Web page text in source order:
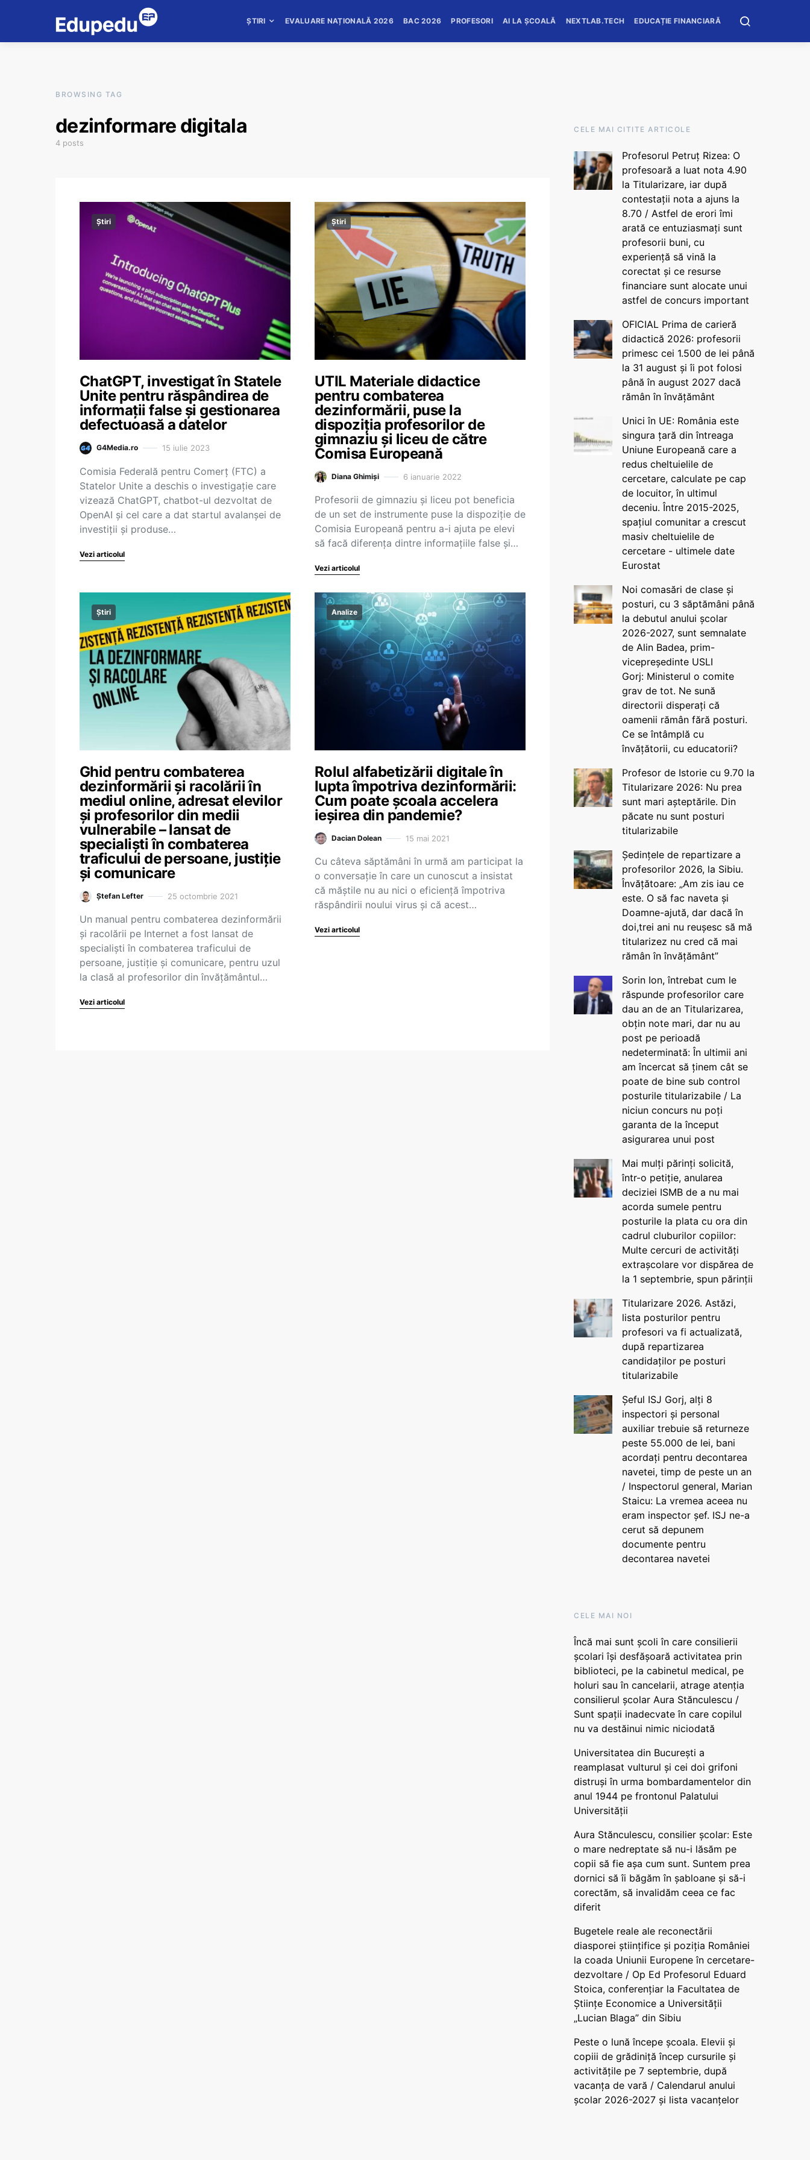
ȘTIRI EVALUARE NAȚIONALĂ 2026 BAC 2026 PROFESORI AI LA ȘCOALĂ NEXTLAB.TECH EDUCAȚIE FINANCIARĂ
BROWSING TAG
dezinformare digitala
4 posts
Știri
ChatGPT, investigat în Statele
Unite pentru răspândirea de
informaţii false şi gestionarea
defectuoasă a datelor
G4Media.ro 15 iulie 2023
Comisia Federală pentru Comerţ (FTC) a
Statelor Unite a deschis o investigaţie care
vizează ChatGPT, chatbot-ul dezvoltat de
OpenAI şi cel care a dat startul avalanşei de
investiţii şi produse…
Vezi articolul
Știri
UTIL Materiale didactice
pentru combaterea
dezinformării, puse la
dispoziția profesorilor de
gimnaziu și liceu de către
Comisa Europeană
Diana Ghimiși 6 ianuarie 2022
Profesorii de gimnaziu și liceu pot beneficia
de un set de instrumente puse la dispoziție de
Comisia Europeană pentru a-i ajuta pe elevi
să facă diferența dintre informațiile false și…
Vezi articolul
Știri
Ghid pentru combaterea
dezinformării și racolării în
mediul online, adresat elevilor
și profesorilor din medii
vulnerabile – lansat de
specialiști în combaterea
traficului de persoane, justiție
și comunicare
Ștefan Lefter 25 octombrie 2021
Un manual pentru combaterea dezinformării
și racolării pe Internet a fost lansat de
specialiști în combaterea traficului de
persoane, justiție și comunicare, pentru uzul
la clasă al profesorilor din învățământul…
Vezi articolul
Analize
Rolul alfabetizării digitale în
lupta împotriva dezinformării:
Cum poate școala accelera
ieșirea din pandemie?
Dacian Dolean 15 mai 2021
Cu câteva săptămâni în urmă am participat la
o conversație în care un cunoscut a insistat
că măștile nu au nici o eficiență împotriva
răspândirii noului virus și că acest…
Vezi articolul
CELE MAI CITITE ARTICOLE
Profesorul Petruț Rizea: O
profesoară a luat nota 4.90
la Titularizare, iar după
contestații nota a ajuns la
8.70 / Astfel de erori îmi
arată ce entuziasmați sunt
profesorii buni, cu
experiență să vină la
corectat și ce resurse
financiare sunt alocate unui
astfel de concurs important
OFICIAL Prima de carieră
didactică 2026: profesorii
primesc cei 1.500 de lei până
la 31 august și îi pot folosi
până în august 2027 dacă
rămân în învățământ
Unici în UE: România este
singura țară din întreaga
Uniune Europeană care a
redus cheltuielile de
cercetare, calculate pe cap
de locuitor, în ultimul
deceniu. Între 2015-2025,
spațiul comunitar a crescut
masiv cheltuielile de
cercetare - ultimele date
Eurostat
Noi comasări de clase și
posturi, cu 3 săptămâni până
la debutul anului școlar
2026-2027, sunt semnalate
de Alin Badea, prim-
vicepreședinte USLI
Gorj: Ministerul o comite
grav de tot. Ne sună
directorii disperați că
oamenii rămân fără posturi.
Ce se întâmplă cu
învățătorii, cu educatorii?
Profesor de Istorie cu 9.70 la
Titularizare 2026: Nu prea
sunt mari așteptările. Din
păcate nu sunt posturi
titularizabile
Ședințele de repartizare a
profesorilor 2026, la Sibiu.
Învățătoare: „Am zis iau ce
este. O să fac naveta și
Doamne-ajută, dar dacă în
doi,trei ani nu reușesc să mă
titularizez nu cred că mai
rămân în învățământ”
Sorin Ion, întrebat cum le
răspunde profesorilor care
dau an de an Titularizarea,
obțin note mari, dar nu au
post pe perioadă
nedeterminată: În ultimii ani
am încercat să ținem cât se
poate de bine sub control
posturile titularizabile / La
niciun concurs nu poți
garanta de la început
asigurarea unui post
Mai mulți părinți solicită,
într-o petiție, anularea
deciziei ISMB de a nu mai
acorda sumele pentru
posturile la plata cu ora din
cadrul cluburilor copiilor:
Multe cercuri de activități
extrașcolare vor dispărea de
la 1 septembrie, spun părinții
Titularizare 2026. Astăzi,
lista posturilor pentru
profesori va fi actualizată,
după repartizarea
candidaților pe posturi
titularizabile
Șeful ISJ Gorj, alți 8
inspectori și personal
auxiliar trebuie să returneze
peste 55.000 de lei, bani
acordați pentru decontarea
navetei, timp de peste un an
/ Inspectorul general, Marian
Staicu: La vremea aceea nu
eram inspector șef. ISJ ne-a
cerut să depunem
documente pentru
decontarea navetei
CELE MAI NOI
Încă mai sunt școli în care consilierii
școlari își desfășoară activitatea prin
biblioteci, pe la cabinetul medical, pe
holuri sau în cancelarii, atrage atenția
consilierul școlar Aura Stănculescu /
Sunt spații inadecvate în care copilul
nu va destăinui nimic niciodată
Universitatea din București a
reamplasat vulturul și cei doi grifoni
distruși în urma bombardamentelor din
anul 1944 pe frontonul Palatului
Universității
Aura Stănculescu, consilier școlar: Este
o mare nedreptate să nu-i lăsăm pe
copii să fie așa cum sunt. Suntem prea
dornici să îi băgăm în șabloane și să-i
corectăm, să invalidăm ceea ce fac
diferit
Bugetele reale ale reconectării
diasporei științifice și poziția României
la coada Uniunii Europene în cercetare-
dezvoltare / Op Ed Profesorul Eduard
Stoica, conferențiar la Facultatea de
Științe Economice a Universității
„Lucian Blaga” din Sibiu
Peste o lună începe școala. Elevii și
copiii de grădiniță încep cursurile și
activitățile pe 7 septembrie, după
vacanța de vară / Calendarul anului
școlar 2026-2027 și lista vacanțelor